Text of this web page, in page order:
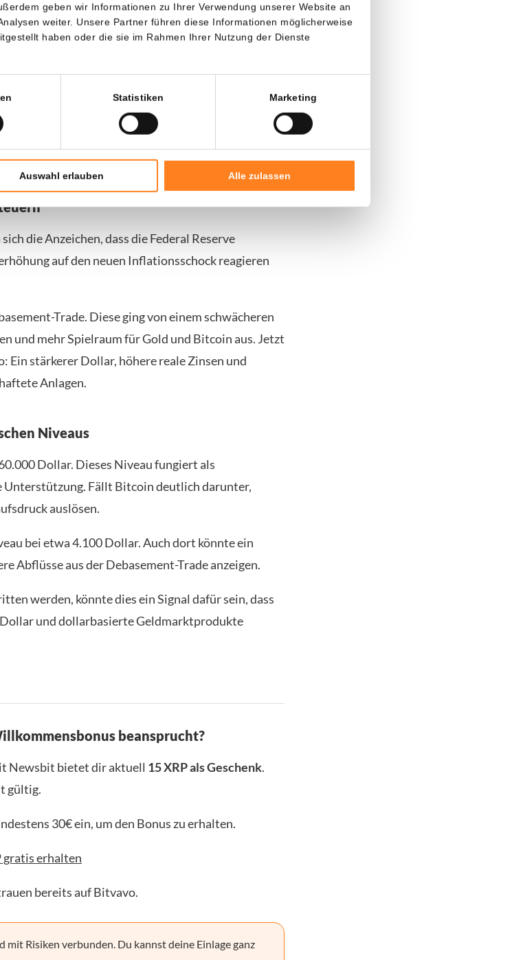
geben wir Informationen zu Ihrer Verwendung unserer Website an
weiter. Unsere Partner führen diese Informationen möglicherweise
haben oder die sie im Rahmen Ihrer Nutzung der Dienste
Statistiken Marketing
Auswahl erlauben Alle zulassen
aber ungünstig für Anlagen, die keine Zinsen
Gerade diese Anlagen profitierten zuvor von der
dem politischen Druck aus dem Weißen Haus
Trade. Die Erwartung, dass Donald Trump
drängen würde, was den Dollar schwächen
würde.
die Anzeichen, dass die Federal Reserve
auf den neuen Inflationsschock reagieren
Trade. Diese ging von einem schwächeren
und mehr Spielraum für Gold und Bitcoin aus. Jetzt
Ein stärkerer Dollar, höhere reale Zinsen und
Anlagen.
Niveaus
Dollar. Dieses Niveau fungiert als
Unterstützung. Fällt Bitcoin deutlich darunter,
auslösen.
bei etwa 4.100 Dollar. Auch dort könnte ein
Abflüsse aus der Debasement-Trade anzeigen.
werden, könnte dies ein Signal dafür sein, dass
und dollarbasierte Geldmarktprodukte
beansprucht?
Newsbit bietet dir aktuell 15 XRP als Geschenk.
gültig.
30€ ein, um den Bonus zu erhalten.
gratis erhalten
bereits auf Bitvavo.
mit Risiken verbunden. Du kannst deine Einlage ganz